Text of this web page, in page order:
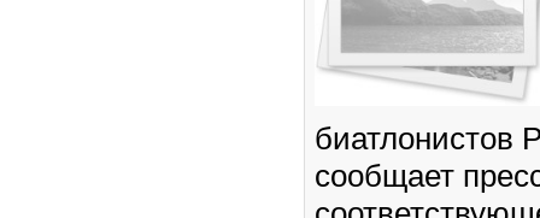
биатлонистов
сообщает